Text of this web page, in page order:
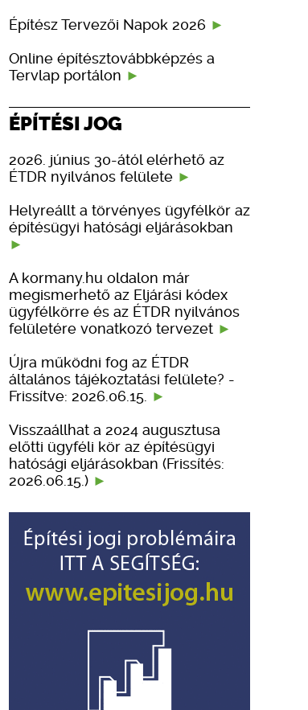
Építész Tervezői Napok 2026
Online építésztovábbképzés a
Tervlap portálon
ÉPÍTÉSI JOG
2026. június 30-ától elérhető az
ÉTDR nyilvános felülete
Helyreállt a törvényes ügyfélkör az
építésügyi hatósági eljárásokban
A kormany.hu oldalon már
megismerhető az Eljárási kódex
ügyfélkörre és az ÉTDR nyilvános
felületére vonatkozó tervezet
Újra működni fog az ÉTDR
általános tájékoztatási felülete? -
Frissítve: 2026.06.15.
Visszaállhat a 2024 augusztusa
előtti ügyféli kör az építésügyi
hatósági eljárásokban (Frissítés:
2026.06.15.)